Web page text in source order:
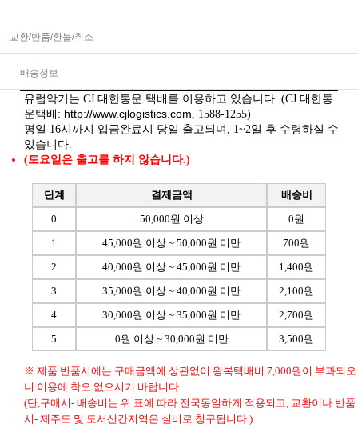
교환/반품/환불/취소
배송정보
유럽악기는 CJ 대한통운 택배를 이용하고 있습니다. (CJ 대한통
운택배: http://www.cjlogistics.com, 1588-1255)
평일 16시까지 입금완료시 당일 출고되며, 1~2일 후 수령하실 수
있습니다.
(토요일은 출고를 하지 않습니다.)
단계 결제금액
배송비
0
50,000원 이상
0원
1
45,000원 이상 ~ 50,000원 미만
700원
2
40,000원 이상 ~ 45,000원 미만
1,400원
3
35,000원 이상 ~ 40,000원 미만
2,100원
4
30,000원 이상 ~ 35,000원 미만
2,700원
5
0원 이상 ~ 30,000원 미만 3,500원
※ 제품 반품시에는 구매금액에 상관없이 왕복택배비 7,000원이 부과되오
니 이용에 착오 없으시기 바랍니다.
(단,구매시- 배송비는 위 표에 따라 전국동일하게 적용되고, 교환이나 반품
시- 제주도 및 도서산간지역은 실비로 청구됩니다.)